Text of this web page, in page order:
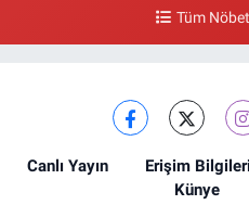
Tüm
Canlı Yayın Erişim Bilgileri
Künye